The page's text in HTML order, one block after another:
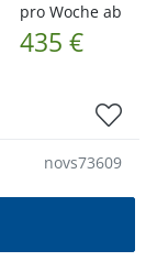
pro Woche ab
435 €
novs73609